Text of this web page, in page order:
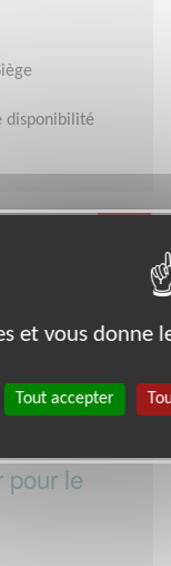
disponibilité
pour le
et vous donne
Tout accepter